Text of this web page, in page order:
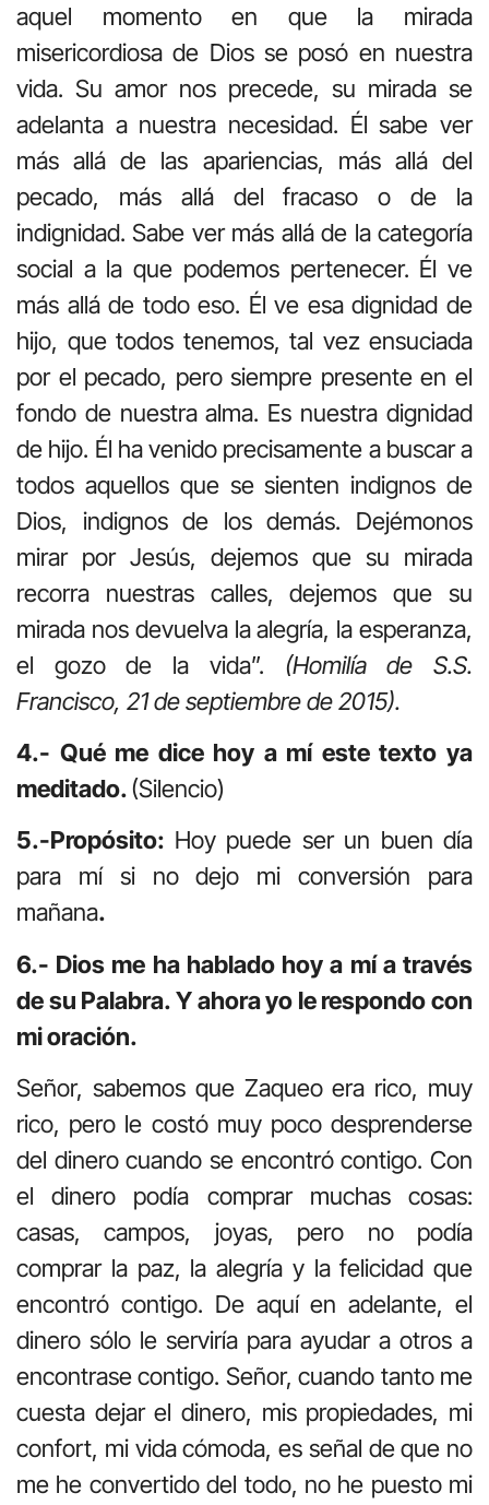
aquel momento en que la mirada
misericordiosa de Dios se posó en nuestra
vida. Su amor nos precede, su mirada se
adelanta a nuestra necesidad. Él sabe ver
más allá de las apariencias, más allá del
pecado, más allá del fracaso o de la
indignidad. Sabe ver más allá de la categoría
social a la que podemos pertenecer. Él ve
más allá de todo eso. Él ve esa dignidad de
hijo, que todos tenemos, tal vez ensuciada
por el pecado, pero siempre presente en el
fondo de nuestra alma. Es nuestra dignidad
de hijo. Él ha venido precisamente a buscar a
todos aquellos que se sienten indignos de
Dios, indignos de los demás. Dejémonos
mirar por Jesús, dejemos que su mirada
recorra nuestras calles, dejemos que su
mirada nos devuelva la alegría, la esperanza,
el gozo de la vida”. (Homilía de S.S.
Francisco, 21 de septiembre de 2015).
4.- Qué me dice hoy a mí este texto ya
meditado.(Silencio)
5.-Propósito: Hoy puede ser un buen día
para mí si no dejo mi conversión para
mañana.
6.- Dios me ha hablado hoy a mí a través
de su Palabra. Y ahora yo le respondo con
mi oración.
Señor, sabemos que Zaqueo era rico, muy
rico, pero le costó muy poco desprenderse
del dinero cuando se encontró contigo. Con
el dinero podía comprar muchas cosas:
casas, campos, joyas, pero no podía
comprar la paz, la alegría y la felicidad que
encontró contigo. De aquí en adelante, el
dinero sólo le serviría para ayudar a otros a
encontrase contigo. Señor, cuando tanto me
cuesta dejar el dinero, mis propiedades, mi
confort, mi vida cómoda, es señal de que no
me he convertido del todo, no he puesto mi